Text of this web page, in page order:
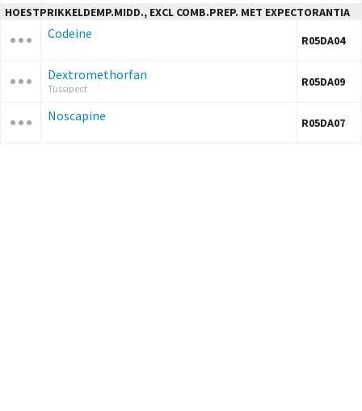
HOESTPRIKKELDEMP.MIDD., EXCL COMB.PREP. MET EXPECTORANTIA
Codeine R05DA04
Dextromethorfan
Tussipect R05DA09
Noscapine R05DA07